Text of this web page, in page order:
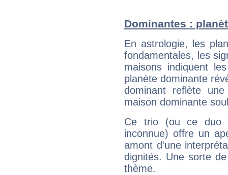
Dominantes :
En astrologie, les
fondamentales, les
maisons indiquent
planète dominante
dominant reflète
maison dominante
Ce trio (ou ce duo
inconnue) offre un
amont d'une
dignités. Une sorte
thème.